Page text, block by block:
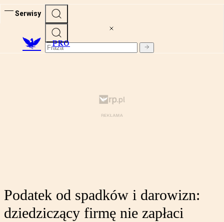
Serwisy
PRO
Podatek od spadków i darowizn:
dziedziczący firmę nie zapłaci